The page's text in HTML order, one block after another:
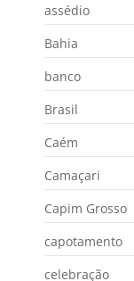
assédio
Bahia
banco
Brasil
Caém
Camaçari
Capim Grosso
capotamento
celebração